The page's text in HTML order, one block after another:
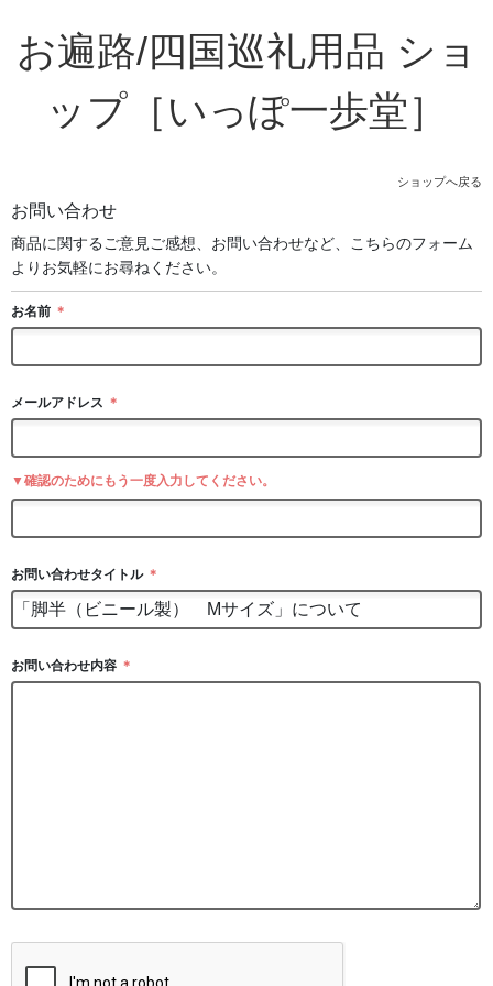
お遍路/四国巡礼用品 ショ
ップ［いっぽ一歩堂］
ショップへ戻る
お問い合わせ
商品に関するご意見ご感想、お問い合わせなど、こちらのフォーム
よりお気軽にお尋ねください。
お名前 ＊
メールアドレス ＊
▼確認のためにもう一度入力してください。
お問い合わせタイトル ＊
お問い合わせ内容 ＊